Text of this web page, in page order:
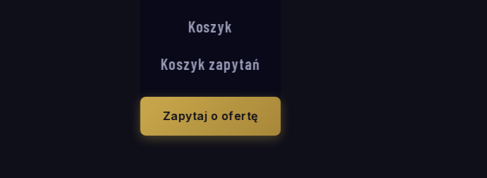
Koszyk
Koszyk zapytań
Zapytaj o ofertę